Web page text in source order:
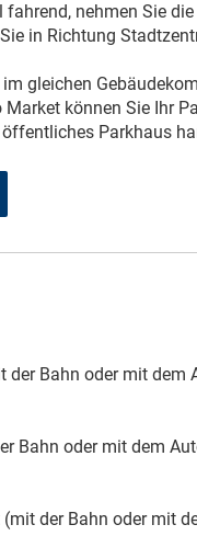
nehmen Sie
in Richtung
gleichen
können Sie Ihr
Parkhaus
der Bahn oder mit dem
Bahn oder mit dem
der Bahn oder mit